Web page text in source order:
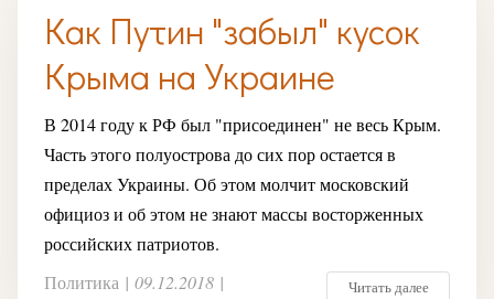
Как Путин "забыл" кусок
Крыма на Украине
В 2014 году к РФ был "присоединен" не весь Крым.
Часть этого полуострова до сих пор остается в
пределах Украины. Об этом молчит московский
официоз и об этом не знают массы восторженных
российских патриотов.
Читать далее
Политика | 09.12.2018 |